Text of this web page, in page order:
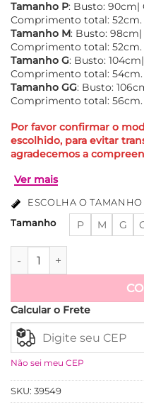
Tamanho P: Busto: 90cm|
Comprimento total: 52cm.
Tamanho M: Busto: 98cm|
Comprimento total: 52cm.
Tamanho G: Busto:
Comprimento total: 54cm.
Tamanho GG: Busto:
Comprimento total: 56cm.
Por favor confirmar o
escolhido, para evitar
agradecemos a
Ver mais
ESCOLHA O
Tamanho P M G
Blusa Cambraia De
Calcular o Frete
Não sei meu CEP
SKU: 39549